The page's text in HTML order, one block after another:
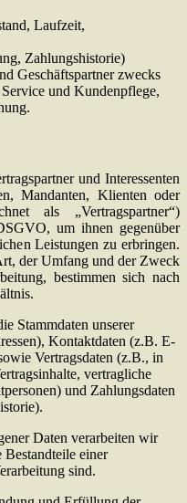
Laufzeit,
Zahlungshistorie)
Geschäftspartner zwecks
und Kundenpflege,
und Interessenten
Mandanten, Klienten oder
als „Vertragspartner“)
um ihnen gegenüber
Leistungen zu erbringen.
der Umfang und der Zweck
bestimmen sich nach
Stammdaten unserer
Kontaktdaten (z.B. E-
Vertragsdaten (z.B., in
vertragliche
und Zahlungsdaten
Daten verarbeiten wir
Bestandteile einer
sind.